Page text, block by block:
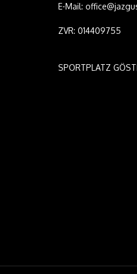
E-Mail:
ZVR: 014409755
SPORTPLATZ